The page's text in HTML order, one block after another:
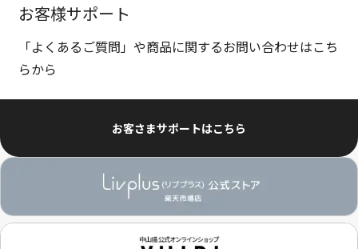
お客様サポート
「よくあるご質問」や商品に関するお問い合わせはこち
らから
お客さまサポートはこちら